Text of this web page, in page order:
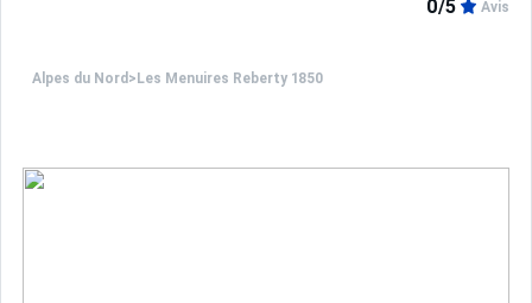
Alpes du Nord > Les Menuires Reberty 1850
0/5 Avis